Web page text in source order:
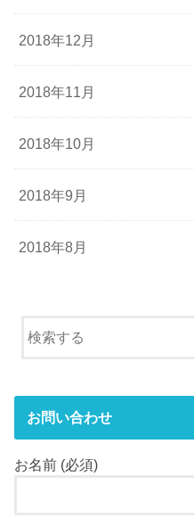
2018年12月
2018年11月
2018年10月
2018年9月
2018年8月
お問い合わせ
お名前 (必須)